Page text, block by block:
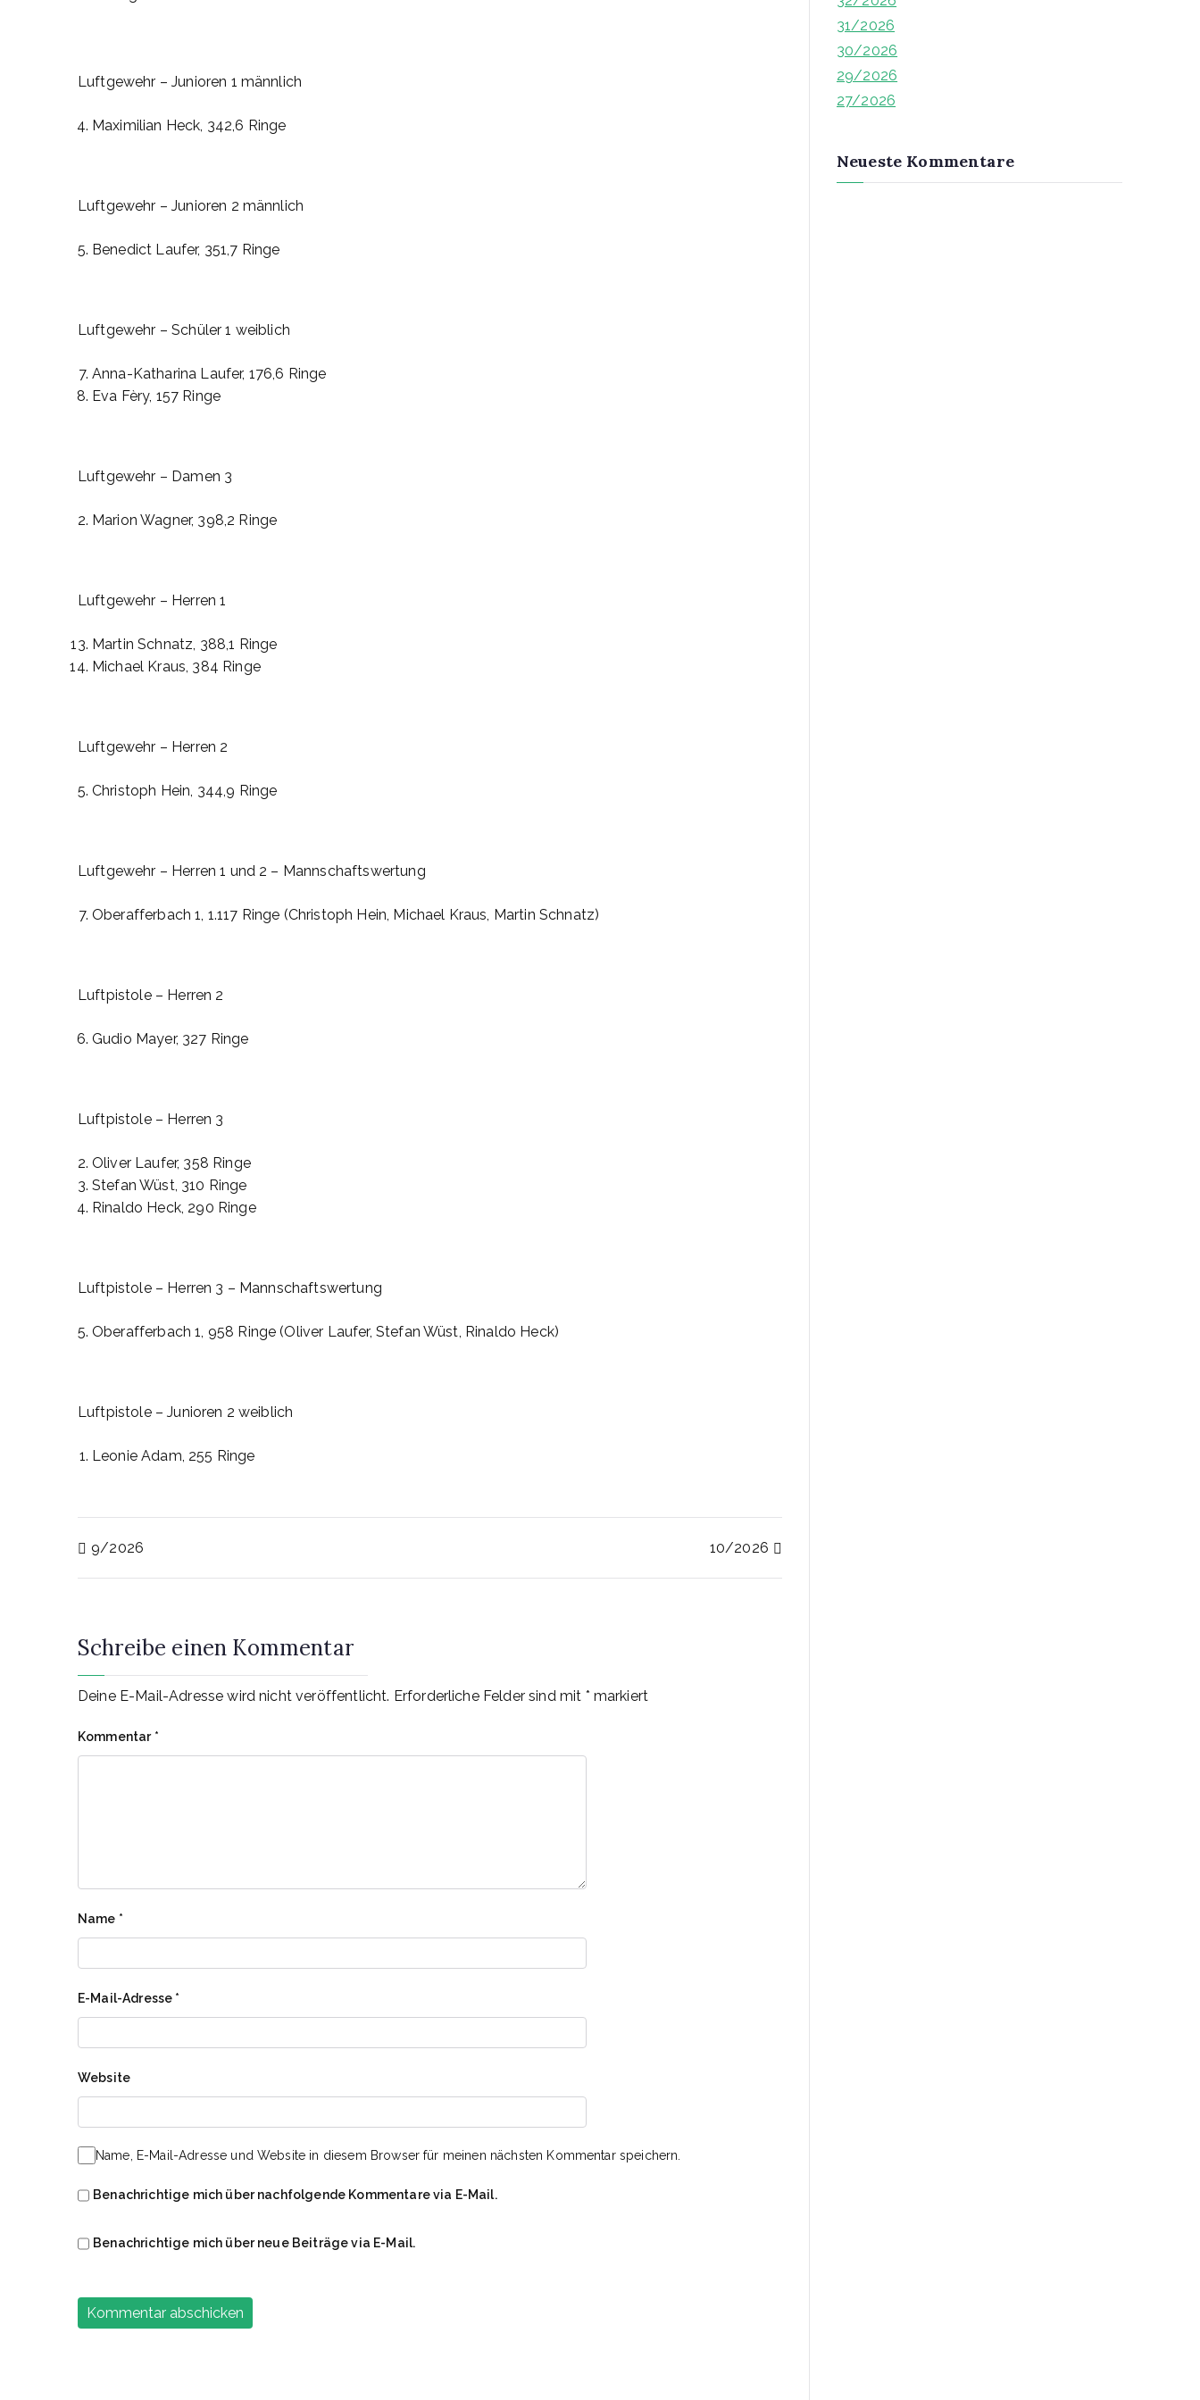
Luftgewehr – Junioren 1 männlich
Maximilian Heck, 342,6 Ringe
Luftgewehr – Junioren 2 männlich
Benedict Laufer, 351,7 Ringe
Luftgewehr – Schüler 1 weiblich
Anna-Katharina Laufer, 176,6 Ringe
Eva Fèry, 157 Ringe
Luftgewehr – Damen 3
Marion Wagner, 398,2 Ringe
Luftgewehr – Herren 1
Martin Schnatz, 388,1 Ringe
Michael Kraus, 384 Ringe
Luftgewehr – Herren 2
Christoph Hein, 344,9 Ringe
Luftgewehr – Herren 1 und 2 – Mannschaftswertung
Oberafferbach 1, 1.117 Ringe (Christoph Hein, Michael Kraus, Martin Schnatz)
Luftpistole – Herren 2
Gudio Mayer, 327 Ringe
Luftpistole – Herren 3
Oliver Laufer, 358 Ringe
Stefan Wüst, 310 Ringe
Rinaldo Heck, 290 Ringe
Luftpistole – Herren 3 – Mannschaftswertung
Oberafferbach 1, 958 Ringe (Oliver Laufer, Stefan Wüst, Rinaldo Heck)
Luftpistole – Junioren 2 weiblich
Leonie Adam, 255 Ringe
Beitragsnavigation
9/2026 10/2026
Schreibe einen Kommentar
Deine E-Mail-Adresse wird nicht veröffentlicht. Erforderliche Felder sind mit * markiert
Kommentar *
Name *
E-Mail-Adresse *
Website
Name, E-Mail-Adresse und Website in diesem Browser für meinen nächsten Kommentar speichern.
Benachrichtige mich über nachfolgende Kommentare via E-Mail.
Benachrichtige mich über neue Beiträge via E-Mail.
31/2026
30/2026
29/2026
27/2026
Neueste Kommentare